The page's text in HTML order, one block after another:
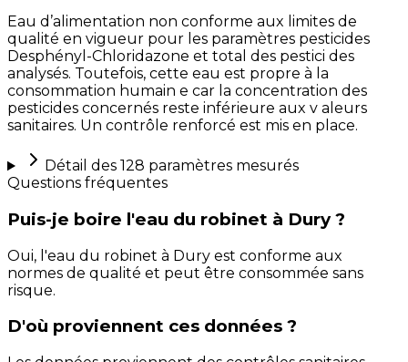
Eau d’alimentation non conforme aux limites de
qualité en vigueur pour les paramètres pesticides
Desphényl-Chloridazone et total des pestici des
analysés. Toutefois, cette eau est propre à la
consommation humain e car la concentration des
pesticides concernés reste inférieure aux v aleurs
sanitaires. Un contrôle renforcé est mis en place.
Détail des 128 paramètres mesurés
Questions fréquentes
Puis-je boire l'eau du robinet à Dury ?
Oui, l'eau du robinet à Dury est conforme aux
normes de qualité et peut être consommée sans
risque.
D'où proviennent ces données ?